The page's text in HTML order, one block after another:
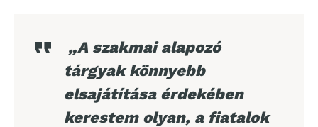
„A szakmai alapozó
tárgyak könnyebb
elsajátítása érdekében
kerestem olyan, a fiatalok